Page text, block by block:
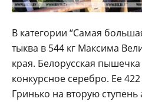
В категории “Самая
тыква в 544 кг Максима
края. Белорусская пышечка
конкурсное серебро. Ее
Гринько на вторую ступень